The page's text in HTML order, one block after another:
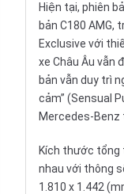
Hiện tại, phiên
bản C180 AMG,
Exclusive với
xe Châu Âu vẫn
bản vẫn duy trì
cảm” (Sensual
Mercedes-Benz
Kích thước tổng
nhau với thông
1.810 x 1.442